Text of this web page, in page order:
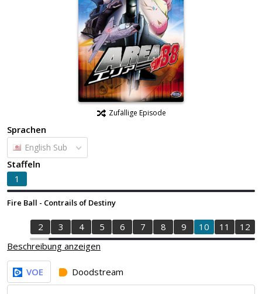
Zufällige Episode
Sprachen
English Sub
Staffeln
1
Fire Ball - Contrails of Destiny
2 3 4 5 6 7 8 9 10 11
12
Beschreibung anzeigen
VOE Doodstream